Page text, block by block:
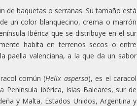
de baquetas o serranas. Su tamaño está
un color blanquecino, crema o marrón
Ibérica que se distribuye en el sur
habita en terrenos secos o entre
paella valenciana, a la que da un sabor
común (Helix aspersa), es el caracol
Ibérica, Islas Baleares, sur de
y Malta, Estados Unidos, Argentina y